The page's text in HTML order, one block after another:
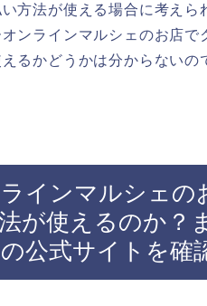
方法が使える場合に考えら
ンラインマルシェのお店で
るかどうかは分からないの
インマルシェの
が使えるのか？
公式サイトを確